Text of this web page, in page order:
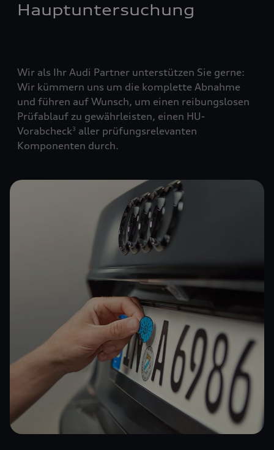
Hauptuntersuchung
Wir als Ihr Audi Partner unterstützen Sie gerne:
Wir kümmern uns um die komplette Abnahme
und führen auf Wunsch, um einen reibungslosen
Prüfablauf zu gewährleisten, einen HU-
Vorabcheck3 aller prüfungsrelevanten
Komponenten durch.